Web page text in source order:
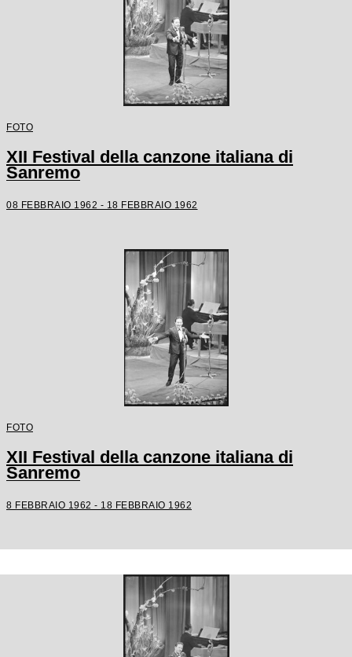
FOTO
XII Festival della canzone italiana di
Sanremo
08 FEBBRAIO 1962 - 18 FEBBRAIO 1962
FOTO
XII Festival della canzone italiana di
Sanremo
8 FEBBRAIO 1962 - 18 FEBBRAIO 1962